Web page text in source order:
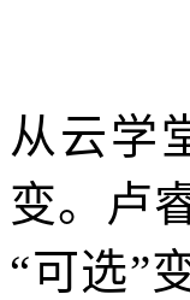
从云学
变。卢
“可选”